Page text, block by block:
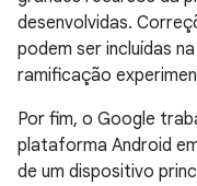
desenvolvidas.
podem ser incluídas
ramificação
Por fim, o Google
plataforma Android
de um dispositivo